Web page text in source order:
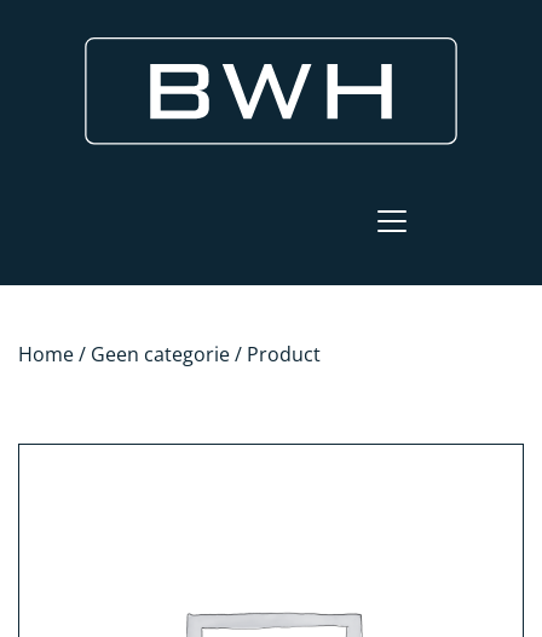
Home/ Geen categorie/ Product